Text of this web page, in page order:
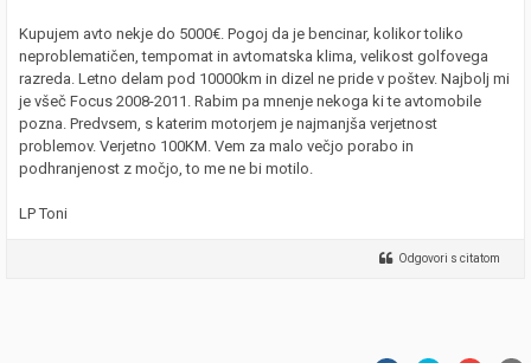
Kupujem avto nekje do 5000€. Pogoj da je bencinar, kolikor toliko
neproblematičen, tempomat in avtomatska klima, velikost golfovega
razreda. Letno delam pod 10000km in dizel ne pride v poštev. Najbolj mi
je všeč Focus 2008-2011. Rabim pa mnenje nekoga ki te avtomobile
pozna. Predvsem, s katerim motorjem je najmanjša verjetnost
problemov. Verjetno 100KM. Vem za malo večjo porabo in
podhranjenost z močjo, to me ne bi motilo.
LP Toni
Odgovori s citatom